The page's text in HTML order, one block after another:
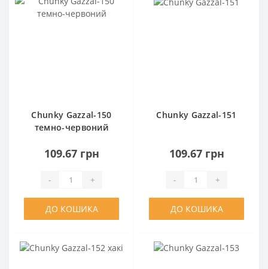
Chunky Gazzal-150
темно-червоний
109.67 грн
- +
ДО КОШИКА
Chunky Gazzal-151
109.67 грн
- +
ДО КОШИКА